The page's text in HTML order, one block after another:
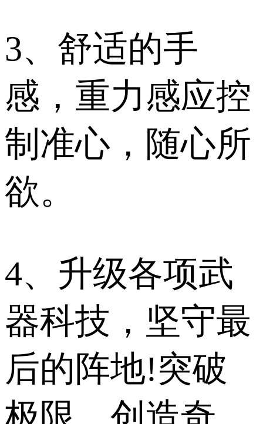
3、舒适的手
感，重力感应控
制准心，随心所
欲。
4、升级各项武
器科技，坚守最
后的阵地!突破